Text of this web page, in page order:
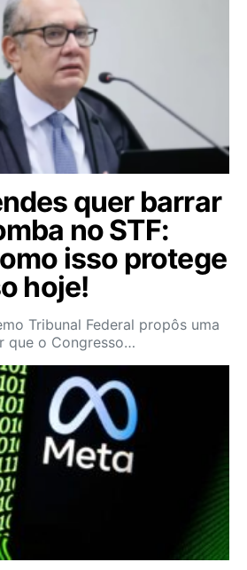
quer barrar
no STF:
isso protege
hoje!
Tribunal Federal propôs uma
que o Congresso…